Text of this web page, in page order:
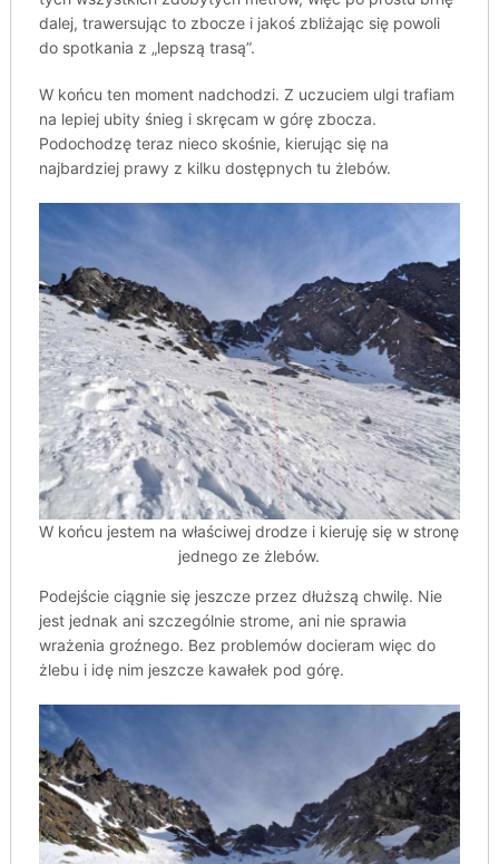
dalej, trawersując to zbocze i jakoś zbliżając się powoli
do spotkania z „lepszą trasą”.
W końcu ten moment nadchodzi. Z uczuciem ulgi trafiam
na lepiej ubity śnieg i skręcam w górę zbocza.
Podochodzę teraz nieco skośnie, kierując się na
najbardziej prawy z kilku dostępnych tu żlebów.
W końcu jestem na właściwej drodze i kieruję się w stronę
jednego ze żlebów.
Podejście ciągnie się jeszcze przez dłuższą chwilę. Nie
jest jednak ani szczególnie strome, ani nie sprawia
wrażenia groźnego. Bez problemów docieram więc do
żlebu i idę nim jeszcze kawałek pod górę.